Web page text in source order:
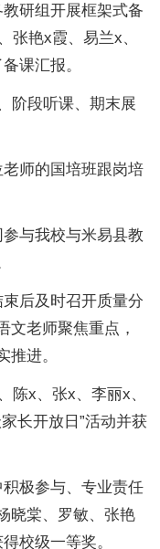
研组开展框架式备
张艳x霞、易兰x、
课汇报。
阶段听课、期末展
师的国培班跟岗培
与我校与米易县教
后及时召开质量分
文老师聚焦重点，
推进。
陈x、张x、李丽x、
长开放日”活动并获
极参与、专业责任
晓棠、罗敏、张艳
校级一等奖。